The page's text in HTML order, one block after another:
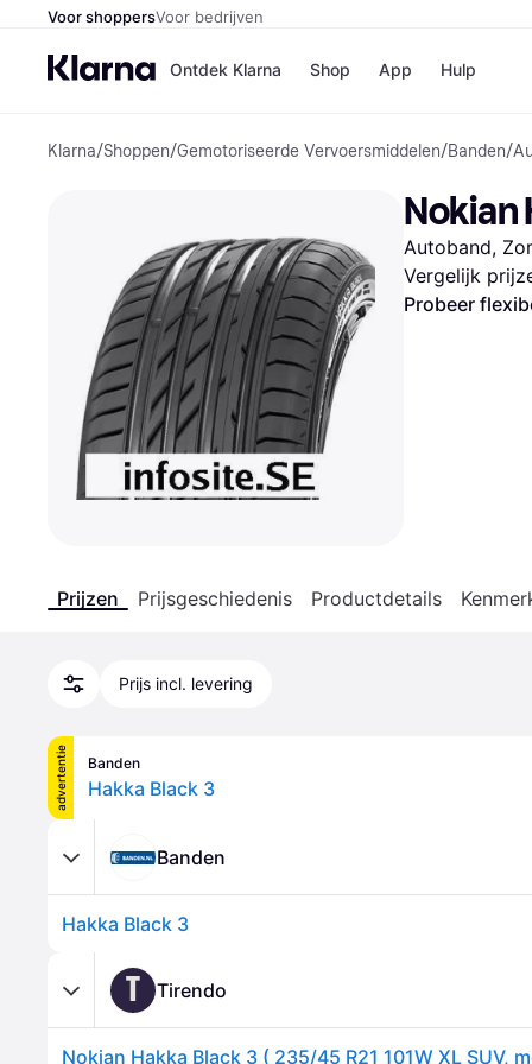
Voor shoppersVoor bedrijven
Ontdek Klarna Shop
Winkels
Bol
H&M
App Hulp
Klarna/Shoppen/Gemotoriseerde Vervoersmiddelen/Banden/
Nokian
Autoband,
Vergelijk
Probeer
Prijzen Prijsgeschiedenis Productdetails
Prijs incl. levering
advertentie Banden
Hakka Black 3
Banden
Hakka Black 3
T Tirendo